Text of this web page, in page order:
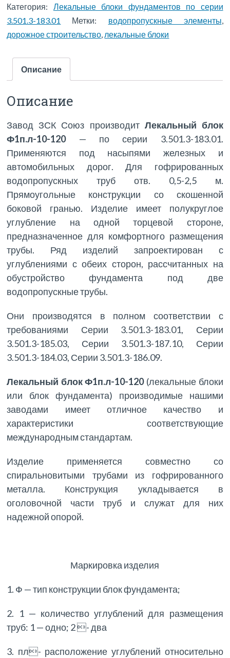
Категория: Лекальные блоки фундаментов по серии
3.501.3-183.01
Метки: водопропускные элементы,
дорожное строительство, лекальные блоки
Описание
Описание
Завод ЗСК Союз производит Лекальный блок
Ф1п.л-10-120— по серии 3.501.3-183.01.
Применяются под насыпями железных и
автомобильных дорог. Для гофрированных
водопропускных труб отв. 0,5-2,5 м.
Прямоугольные конструкции со скошенной
боковой гранью. Изделие имеет полукруглое
углубление на одной торцевой стороне,
предназначенное для комфортного размещения
трубы. Ряд изделий запроектирован с
углублениями с обеих сторон, рассчитанных на
обустройство фундамента под две
водопропускные трубы.
Они производятся в полном соответствии с
требованиями Серии 3.501.3-183.01, Серии
3.501.3-185.03, Серии 3.501.3-187.10, Серии
3.501.3-184.03, Серии 3.501.3-186.09.
Лекальный блок Ф1п.л-10-120 (лекальные блоки
или блок фундамента) производимые нашими
заводами имеет отличное качество и
характеристики соответствующие
международным стандартам.
Изделие применяется совместно со
спиральновитыми трубами из гофрированного
металла. Конструкция укладывается в
оголовочной части труб и служат для них
надежной опорой.
Маркировка изделия
1. Ф — тип конструкции блок фундамента;
2. 1 — количество углублений для размещения
труб: 1 — одно; 2 - два
3. пл- расположение углублений относительно